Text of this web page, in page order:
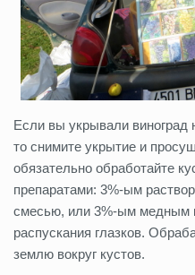
Если вы укрывали виноград
то снимите укрытие и
обязательно обработайте
препаратами: 3%-ым
смесью, или 3%-ым медным
распускания глазков.
землю вокруг кустов.